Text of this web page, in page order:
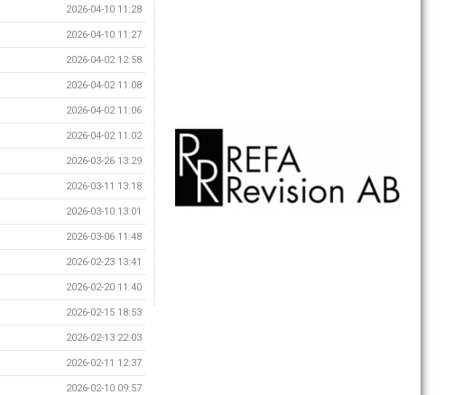
2026-04-10 11:28
2026-04-10 11:27
2026-04-02 12:58
2026-04-02 11:08
2026-04-02 11:06
2026-04-02 11:02
2026-03-26 13:29
2026-03-11 13:18
2026-03-10 13:01
2026-03-06 11:48
2026-02-23 13:41
2026-02-20 11:40
2026-02-15 18:53
2026-02-13 22:03
2026-02-11 12:37
2026-02-10 09:57